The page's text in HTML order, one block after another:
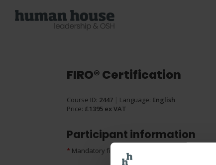
FIRO® Certification
Course ID: 2447 Language: English
Price: £1395 ex VAT
Participant information
* Mandatory fields